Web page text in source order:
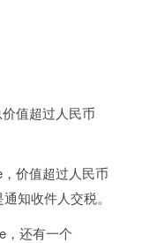
值超过人民币
价值超过人民币
知收件人交税。
，还有一个